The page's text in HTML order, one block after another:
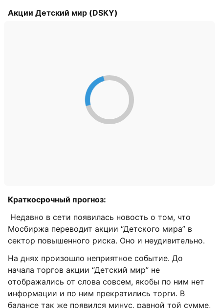
Акции Детский мир (DSKY)
Краткосрочный прогноз:
Недавно в сети появилась новость о том, что
Мосбиржа переводит акции “Детского мира” в
cектор повышенного риска. Оно и неудивительно.
На днях произошло неприятное событие. До
начала торгов акции “Детский мир” не
отображались от слова совсем, якобы по ним нет
информации и по ним прекратились торги. В
балансе так же появился минус, равной той сумме,